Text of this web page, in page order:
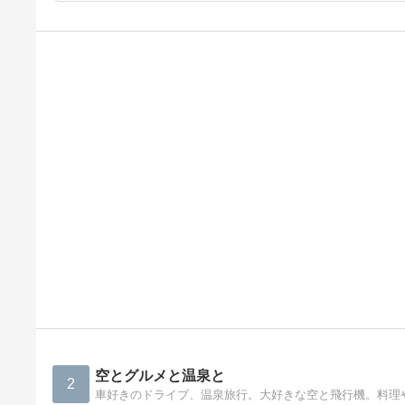
2 空とグルメと温泉と
車好きのドライブ、温泉旅行。大好きな空と飛行機。料理